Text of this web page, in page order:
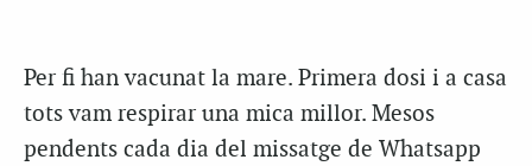
Per fi han vacunat la mare. Primera dosi i a casa
tots vam respirar una mica millor. Mesos
pendents cada dia del missatge de Whatsapp